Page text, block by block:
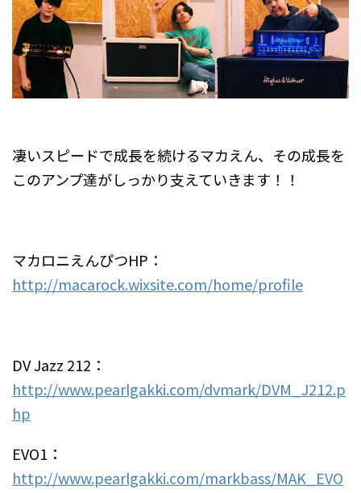
凄いスピードで成長を続けるマカえん、その成長を
このアンプ達がしっかり支えていきます！！
マカロニえんぴつHP：
http://macarock.wixsite.com/home/profile
DV Jazz 212：
http://www.pearlgakki.com/dvmark/DVM_J212.p
hp
EVO1：
http://www.pearlgakki.com/markbass/MAK_EVO